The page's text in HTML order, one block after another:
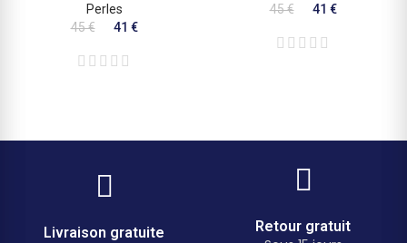
Perles
45 €
41 €
45 €
41 €
Livraison gratuite Retour gratuit